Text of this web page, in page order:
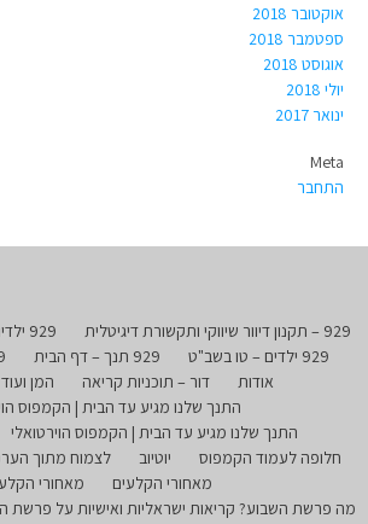
אוקטובר 2018
ספטמבר 2018
אוגוסט 2018
יולי 2018
ינואר 2017
Meta
התחבר
929 – תקנון דיוור שיווקי ותקשורת דיגיטלית 929 ילדים
929 ילדים – טו בשב"ט
929 תנך – דף הבית
אודות
דור – תוכניות קריאה
המן
התנך שלנו מגיע עד הבית | הקמפוס
התנך שלנו מגיע עד הבית | הקמפוס הוירטואלי
חלופה לעמוד הקמפוס
יוטיוב לצמוח מתוך
מאחורי הקלעים
מאחורי
מה פרשת השבוע? קריאות ישראליות ואישיות על פרשת